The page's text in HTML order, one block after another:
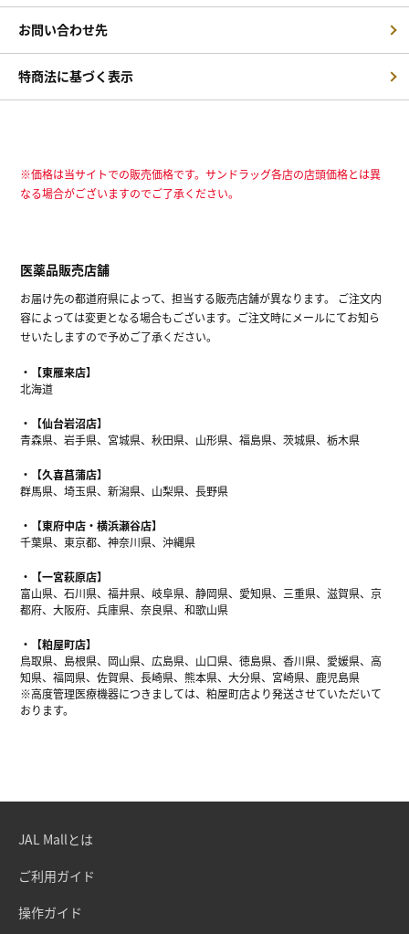
お問い合わせ先
特商法に基づく表示
※価格は当サイトでの販売価格です。サンドラッグ各店の店頭価格とは異
なる場合がございますのでご了承ください。
医薬品販売店舗
お届け先の都道府県によって、担当する販売店舗が異なります。 ご注文内
容によっては変更となる場合もございます。ご注文時にメールにてお知ら
せいたしますので予めご了承ください。
【東雁来店】
北海道
【仙台岩沼店】
青森県、岩手県、宮城県、秋田県、山形県、福島県、茨城県、栃木県
【久喜菖蒲店】
群馬県、埼玉県、新潟県、山梨県、長野県
【東府中店・横浜瀬谷店】
千葉県、東京都、神奈川県、沖縄県
【一宮萩原店】
富山県、石川県、福井県、岐阜県、静岡県、愛知県、三重県、滋賀県、京
都府、大阪府、兵庫県、奈良県、和歌山県
【粕屋町店】
鳥取県、島根県、岡山県、広島県、山口県、徳島県、香川県、愛媛県、高
知県、福岡県、佐賀県、長崎県、熊本県、大分県、宮崎県、鹿児島県
※高度管理医療機器につきましては、粕屋町店より発送させていただいて
おります。
JAL Mallとは
ご利用ガイド
操作ガイド